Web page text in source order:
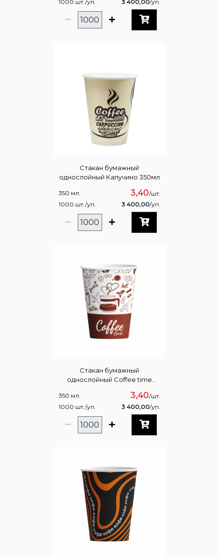
1000 шт./уп.
3 400,00/уп.
Стакан бумажный
однослойный Капучино 350мл
350 мл. 3,40/шт.
1000 шт./уп.
3 400,00/уп.
Стакан бумажный
однослойный Coffee time
350 мл. 3,40/шт.
1000 шт./уп.
3 400,00/уп.